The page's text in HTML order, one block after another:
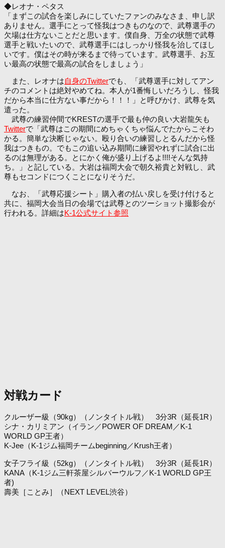
◆レオナ・ペタス
「まずこの試合を楽しみにしていたファンのみなさま、申し訳
ありません。選手にとって怪我はつきものなので、武尊選手の
欠場は仕方ないことだと思います。僕自身、万全の状態で武尊
選手と戦いたいので、武尊選手にはしっかり怪我を治してほし
いです。僕はその時が来るまで待っています。武尊選手、お互
い最高の状態で最高の試合をしましょう」
また、レオナは自身のTwitterでも、「武尊選手に対してアン
チのコメントは絶対やめてね。本人が1番悔しいだろうし、怪我
だから本当に仕方ない事だから！！！」と呼びかけ、武尊を気
遣った。
武尊の練習仲間でKRESTの選手で最も仲の良い大岩龍矢も
Twitterで「武尊はこの期間にめちゃくちゃ悩んでたからこそわ
かる。簡単な決断じゃない。殴り合いの練習しとるんだから怪
我はつきもの。でもこの追い込み期間に練習やれずに試合に出
るのは無理がある。とにかく俺が盛り上げるよ!!!!そんな気持
ち。」と記している。大岩は福岡大会で朝久裕貴と対戦し、武
尊もセコンドにつくことになりそうだ。
なお、「武尊応援シート」購入者の払い戻しを受け付けると
共に、福岡大会当日の会場では武尊とのツーショット撮影会が
行われる。詳細はK-1公式サイト参照
対戦カード
クルーザー級（90kg）（ノンタイトル戦） 3分3R（延長1R）
シナ・カリミアン（イラン／POWER OF DREAM／K-1
WORLD GP王者）
K-Jee（K-1ジム福岡チームbeginning／Krush王者）
女子フライ級（52kg）（ノンタイトル戦） 3分3R（延長1R）
KANA（K-1ジム三軒茶屋シルバーウルフ／K-1 WORLD GP王
者)
壽美［ことみ］（NEXT LEVEL渋谷）